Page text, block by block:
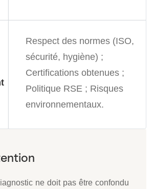
Respect des normes (ISO,
sécurité, hygiène) ;
Certifications obtenues ;
Politique RSE ; Risques
environnementaux.
ne doit pas être confondu